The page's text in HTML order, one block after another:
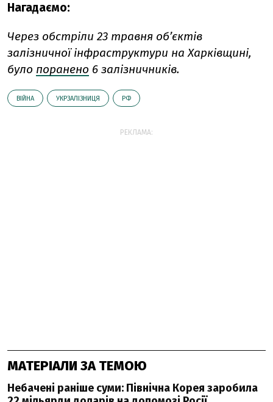
Нагадаємо:
Через обстріли 23 травня обʼєктів
залізничної інфраструктури на Харківщині,
було поранено 6 залізничників.
ВІЙНА УКРЗАЛІЗНИЦЯ РФ
РЕКЛАМА:
МАТЕРІАЛИ ЗА ТЕМОЮ
Небачені раніше суми: Північна Корея заробила